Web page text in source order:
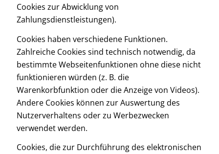
Cookies zur Abwicklung von
Zahlungsdienstleistungen).
Cookies haben verschiedene Funktionen.
Zahlreiche Cookies sind technisch notwendig, da
bestimmte Webseitenfunktionen ohne diese nicht
funktionieren würden (z. B. die
Warenkorbfunktion oder die Anzeige von Videos).
Andere Cookies können zur Auswertung des
Nutzerverhaltens oder zu Werbezwecken
verwendet werden.
Cookies, die zur Durchführung des elektronischen